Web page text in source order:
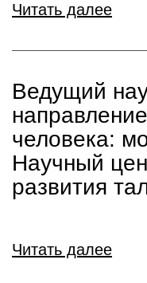
Читать далее
Ведущий
человека:
Научный
развития
Читать далее